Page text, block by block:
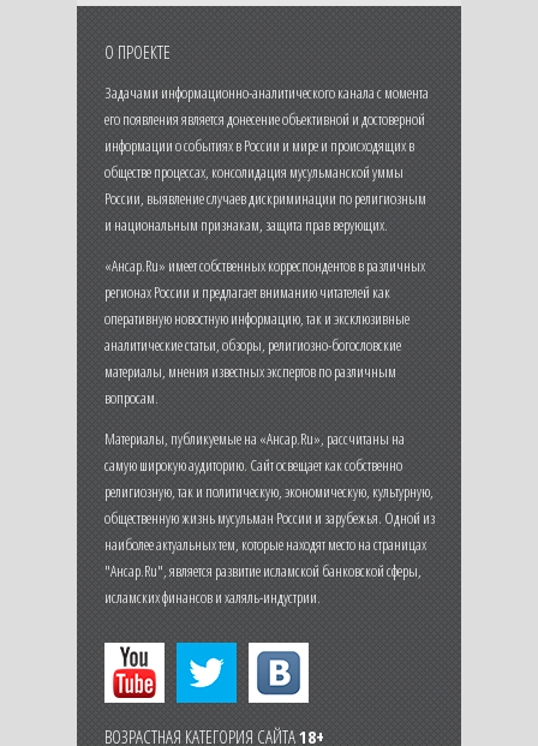
О ПРОЕКТЕ
Задачами информационно-аналитического канала с момента
его появления является донесение объективной и достоверной
информации о событиях в России и мире и происходящих в
обществе процессах, консолидация мусульманской уммы
России, выявление случаев дискриминации по религиозным
и национальным признакам, защита прав верующих.
«Ансар.Ru» имеет собственных корреспондентов в различных
регионах России и предлагает вниманию читателей как
оперативную новостную информацию, так и эксклюзивные
аналитические статьи, обзоры, религиозно-богословские
материалы, мнения известных экспертов по различным
вопросам.
Материалы, публикуемые на «Ансар.Ru», рассчитаны на
самую широкую аудиторию. Сайт освещает как собственно
религиозную, так и политическую, экономическую, культурную,
общественную жизнь мусульман России и зарубежья. Одной из
наиболее актуальных тем, которые находят место на страницах
"Ансар.Ru", является развитие исламской банковской сферы,
исламских финансов и халяль-индустрии.
ВОЗРАСТНАЯ КАТЕГОРИЯ САЙТА18+